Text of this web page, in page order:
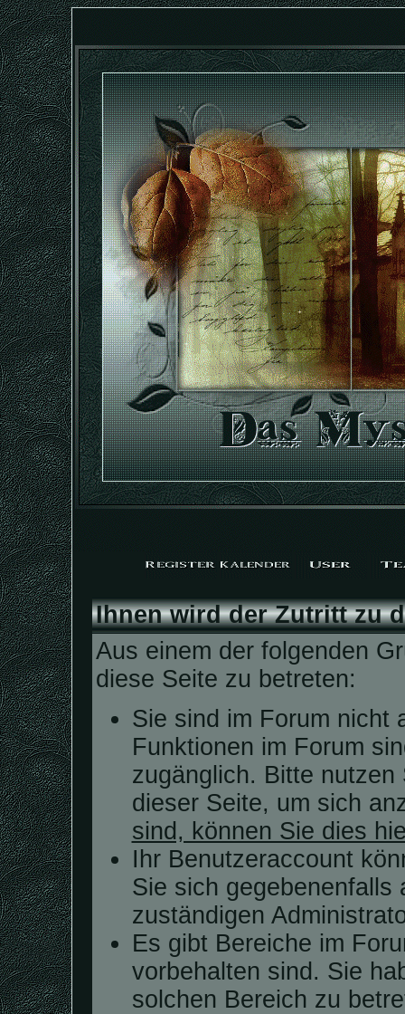
Ihnen wird der Zutritt zu
Aus einem der folgenden
diese Seite zu betreten:
Sie sind im Forum nicht
Funktionen im Forum
zugänglich. Bitte
dieser Seite, um sich
sind, können Sie dies
Ihr Benutzeraccount
Sie sich gegebenenfalls
zuständigen
Es gibt Bereiche im
vorbehalten sind. Sie
solchen Bereich zu